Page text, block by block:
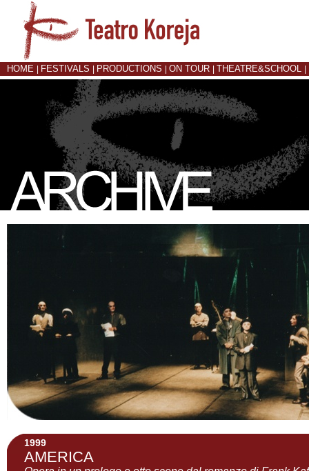
HOME FESTIVALS PRODUCTIONS ON TOUR THEATRE&SCHOOL
1999
AMERICA